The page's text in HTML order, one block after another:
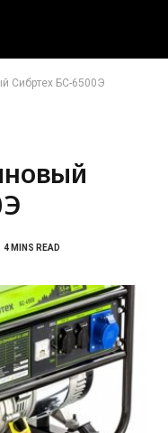
Сибртех БС-6500Э
4 MINS READ